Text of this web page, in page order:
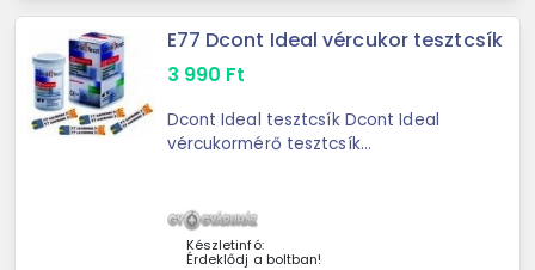
E77 Dcont Ideal vércukor tesztcsík
3 990 Ft
Dcont Ideal tesztcsík Dcont Ideal
vércukormérő tesztcsík
TrendTesztcsík kvantitatív
Készletinfó:
Érdeklődj a boltban!